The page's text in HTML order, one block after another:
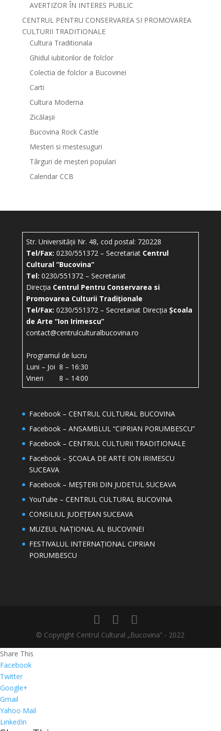
AVERTIZOR ÎN INTERES PUBLIC
CENTRUL PENTRU CONSERVAREA SI PROMOVAREA
CULTURII TRADITIONALE
Cultura Traditionala
Ghidul iubitorilor de folclor
Colectia de folclor a Bucovinei
Carti
Cultura Moderna
Zicălașii
Bucovina Rock Castle
Mesteri si mestesuguri
Târguri de meșteri populari
Calendar CCB
Str. Universității Nr. 48, cod postal: 720228
Tel/Fax: 0230/551372 – Secretariat Centrul
Cultural ”Bucovina”
Tel: 0230/551372 – Secretariat
Direcția Centrul Pentru Conservarea si
Promovarea Culturii Tradiționale
Tel/Fax: 0230/551372 – Secretariat Direcția Școala
de Arte “Ion Irimescu”
contact@centrulculturalbucovina.ro
Programul de lucru
Luni – Joi 8 – 16:30
Vineri 8 – 14:00
Facebook – CENTRUL CULTURAL BUCOVINA
Facebook – ANSAMBLUL “CIPRIAN PORUMBESCU”
Facebook – CENTRUL CULTURII TRADITIONALE
Facebook – ȘCOALA DE ARTE ION IRIMESCU
SUCEAVA
Facebook – MEȘTERI DIN JUDETUL SUCEAVA
YouTube – CENTRUL CULTURAL BUCOVINA
CONSILIUL JUDEȚEAN SUCEAVA
MUZEUL NAȚIONAL AL BUCOVINEI
FESTIVALUL INTERNAȚIONAL CIPRIAN
PORUMBESCU
© Copyright Centrul Cultural „Bucovina” - 2022
Share This
Facebook
Twitter
Google+
Gmail
Yahoo Mail
LinkedIn